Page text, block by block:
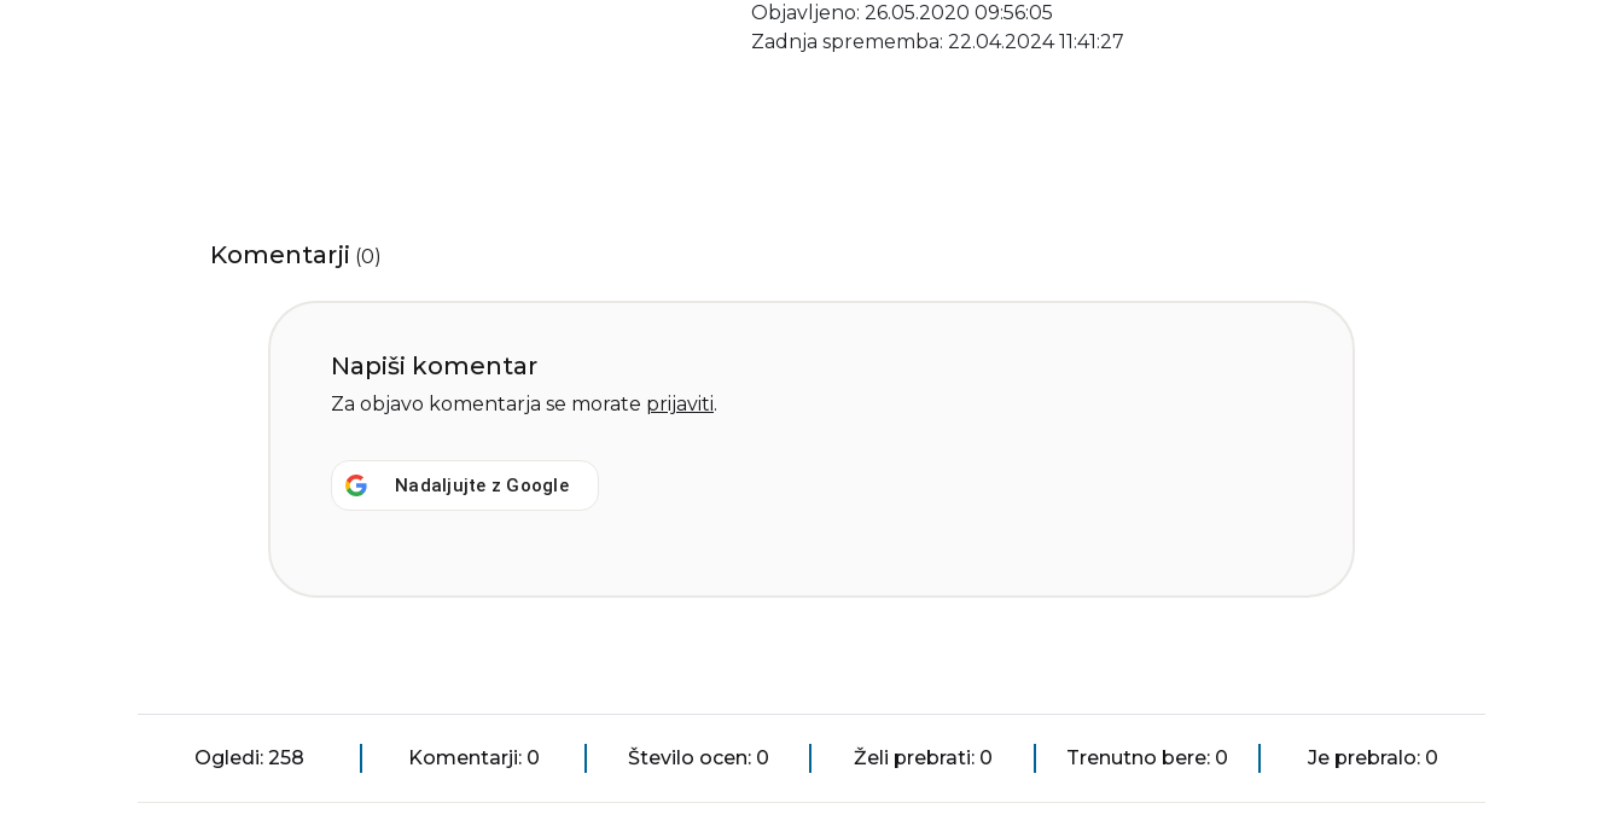
Objavljeno: 26.05.2020 09:56:05
Zadnja sprememba: 22.04.2024 11:41:27
Komentarji (0)
Napiši komentar
Za objavo komentarja se morate prijaviti.
Nadaljujte z Google
Ogledi: 258 Komentarji: 0 Število ocen: 0 Želi prebrati: 0 Trenutno bere: 0 Je prebralo: 0